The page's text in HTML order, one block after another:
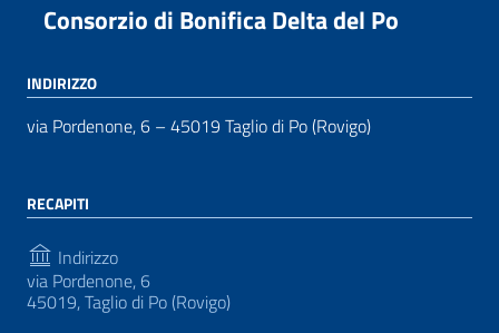
Consorzio di Bonifica Delta del Po
INDIRIZZO
via Pordenone, 6 – 45019 Taglio di Po (Rovigo)
RECAPITI
Indirizzo
via Pordenone, 6
45019, Taglio di Po (Rovigo)